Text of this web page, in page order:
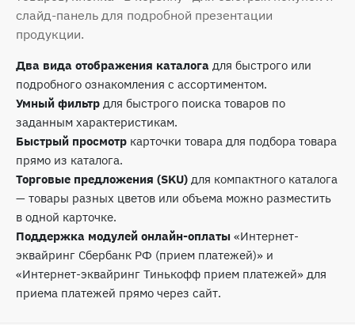
слайд-панель для подробной презентации
продукции.
Два вида отображения каталога для быстрого или
подробного ознакомления с ассортиментом.
Умный фильтр для быстрого поиска товаров по
заданным характеристикам.
Быстрый просмотр карточки товара для подбора товара
прямо из каталога.
Торговые предложения (SKU) для компактного каталога
— товары разных цветов или объема можно разместить
в одной карточке.
Поддержка модулей онлайн-оплаты «Интернет-
эквайринг Сбербанк РФ (прием платежей)» и
«Интернет-эквайринг Тинькофф прием платежей» для
приема платежей прямо через сайт.